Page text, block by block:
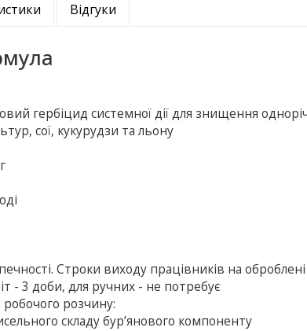
Відгуки
гербіцид системної дії для знищення
сої, кукурудзи та льону
Строки виходу працівників на
- 3 доби, для ручних - не потребує
розчину:
складу бур’янового компоненту